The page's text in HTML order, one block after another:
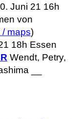
Juni 21 16h
von
/ maps)
18h Essen
Wendt, Petry,
__